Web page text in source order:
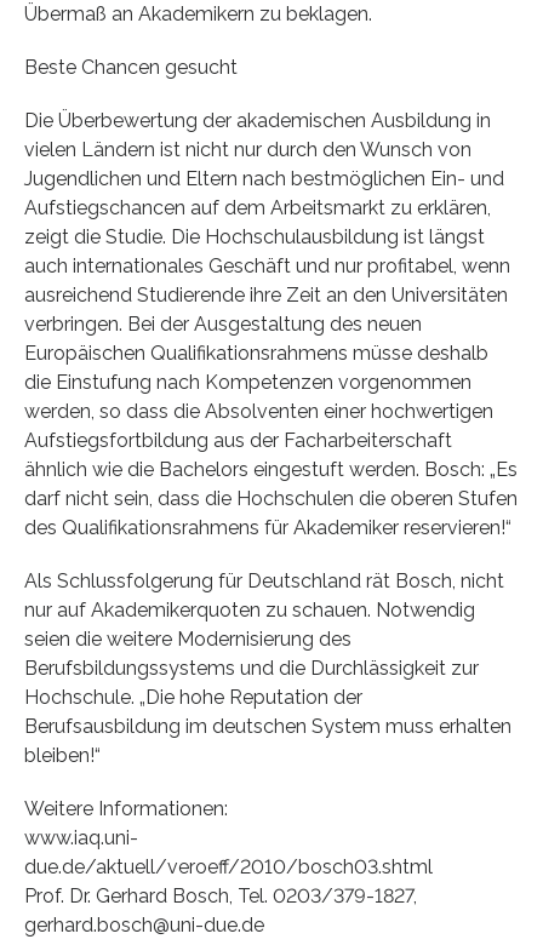
Übermaß an Akademikern zu beklagen.
Beste Chancen gesucht
Die Überbewertung der akademischen Ausbildung in
vielen Ländern ist nicht nur durch den Wunsch von
Jugendlichen und Eltern nach bestmöglichen Ein- und
Aufstiegschancen auf dem Arbeitsmarkt zu erklären,
zeigt die Studie. Die Hochschulausbildung ist längst
auch internationales Geschäft und nur profitabel, wenn
ausreichend Studierende ihre Zeit an den Universitäten
verbringen. Bei der Ausgestaltung des neuen
Europäischen Qualifikationsrahmens müsse deshalb
die Einstufung nach Kompetenzen vorgenommen
werden, so dass die Absolventen einer hochwertigen
Aufstiegsfortbildung aus der Facharbeiterschaft
ähnlich wie die Bachelors eingestuft werden. Bosch: „Es
darf nicht sein, dass die Hochschulen die oberen Stufen
des Qualifikationsrahmens für Akademiker reservieren!“
Als Schlussfolgerung für Deutschland rät Bosch, nicht
nur auf Akademikerquoten zu schauen. Notwendig
seien die weitere Modernisierung des
Berufsbildungssystems und die Durchlässigkeit zur
Hochschule. „Die hohe Reputation der
Berufsausbildung im deutschen System muss erhalten
bleiben!“
Weitere Informationen:
www.iaq.uni-
due.de/aktuell/veroeff/2010/bosch03.shtml
Prof. Dr. Gerhard Bosch, Tel. 0203/379-1827,
gerhard.bosch@uni-due.de